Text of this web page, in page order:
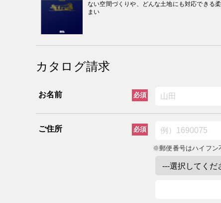
ない空間づくりや、どんな土地にも対応できる
まい
カタログ請求
お名前 必須
ご住所 必須
※郵便番号はハイフン